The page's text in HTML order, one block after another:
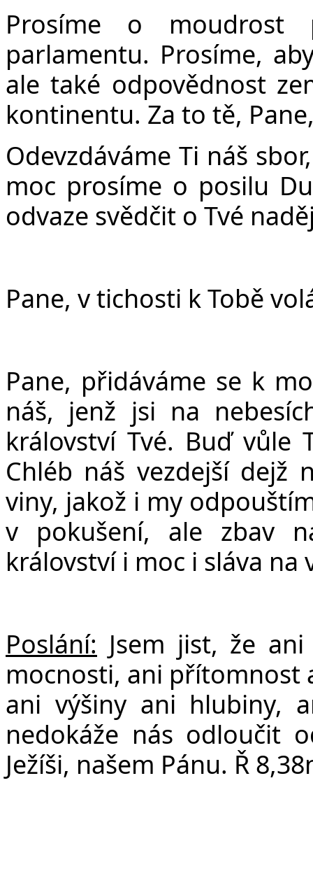
Prosíme o moudrost
parlamentu. Prosíme,
ale také odpovědnost
kontinentu. Za to tě,
Odevzdáváme Ti náš
moc prosíme o posilu
odvaze svědčit o Tvé
Pane, v tichosti k Tobě
Pane, přidáváme se k
náš, jenž jsi na
království Tvé. Buďvůle
Chléb náš vezdejší dejž
viny, jakož i my odpouš
v pokušení, ale zbav
království i moc i sláva na
Poslání: Jsem jist, že
mocnosti, ani přítomnost
ani výšiny ani hlubiny,
nedokáže nás odloučit
Ježíši, našem Pánu. Ř